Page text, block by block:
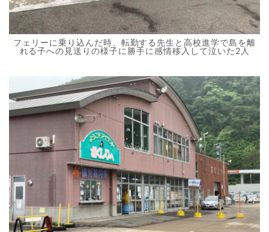
フェリーに乗り込んだ時、転勤する先生と高校進学で島を離
れる子への見送りの様子に勝手に感情移入して泣いた2人